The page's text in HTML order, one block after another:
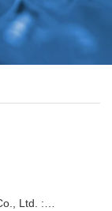
Liaocheng Runyu Road Facility Co., Ltd. : un fabricant fiable de couvercles de regards pour des infrastructures urbaines plus sûres